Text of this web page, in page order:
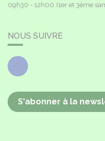
09h30 - 12h00 (1er et 3ème
NOUS SUIVRE
Facebook
S'abonner à la